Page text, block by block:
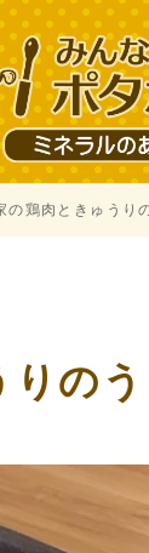
の鶏肉ときゅうり
の